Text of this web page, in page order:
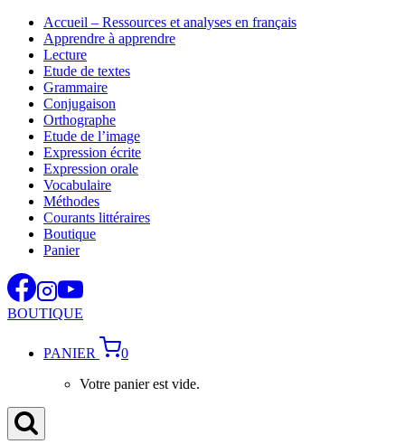
Aller
contenu
Accueil – Ressources et analyses en français
Apprendre à apprendre
Lecture
Etude de textes
Grammaire
Conjugaison
Orthographe
Etude de l’image
Expression écrite
Expression orale
Vocabulaire
Méthodes
Courants littéraires
Boutique
Panier
BOUTIQUE
PANIER
0
Votre panier est vide.